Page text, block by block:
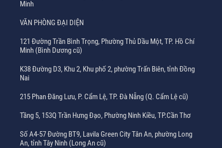
Minh
VĂN PHÒNG ĐẠI DIỆN
121 Đường Trần Bình Trọng, Phường Thủ Dầu Một, TP. Hồ Chí
Minh (Bình Dương cũ)
K38 Đường D3, Khu 2, Khu phố 2, phường Trấn Biên, tỉnh Đồng
Nai
215 Phan Đăng Lưu, P. Cẩm Lệ, TP. Đà Nẵng (Q. Cẩm Lệ cũ)
Tầng 5, 153Q Trần Hưng Đạo, Phường Ninh Kiều, TP.Cần Thơ
Số A4-57 Đường BT9, Lavila Green City Tân An, phường Long
An, tỉnh Tây Ninh (Long An cũ)